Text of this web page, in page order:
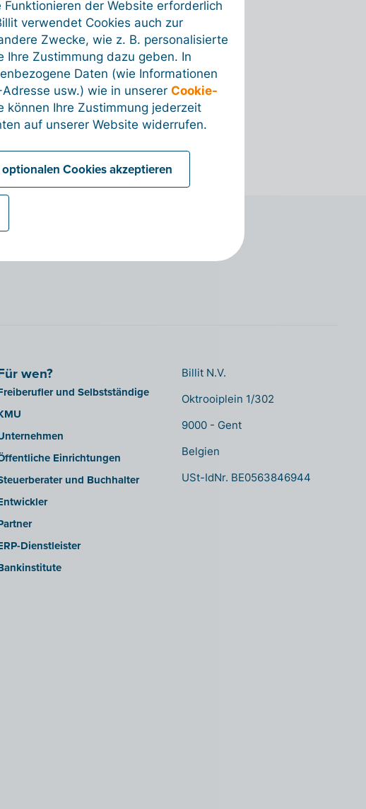
wen?
und Selbstständige
Einrichtungen
und Buchhalter
Dienstleister
Billit N.V.
Oktrooiplein 1/302
9000 - Gent
Belgien
USt-IdNr. BE0563846944
der Website erforderlich
verwendet Cookies auch zur
Zwecke, wie z. B. personalisierte
Ihre Zustimmung dazu geben. In
Daten (wie Informationen
usw.) wie in unsererCookie-
können Ihre Zustimmung jederzeit
auf unserer Website widerrufen.
Cookies akzeptieren